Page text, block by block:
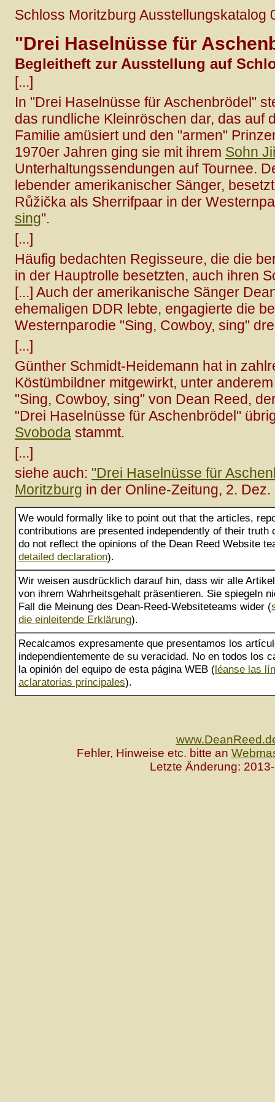
Schloss Moritzburg Ausstellungskatalog
"Drei Haselnüsse für
Begleitheft zur Ausstellung auf
[...]
In "Drei Haselnüsse für Aschenbrödel"
das rundliche Kleinröschen dar, das auf
Familie amüsiert und den "armen"
1970er Jahren ging sie mit ihrem Sohn
Unterhaltungssendungen auf Tournee.
lebender amerikanischer Sänger,
Růžička als Sherrifpaar in der
sing".
[...]
Häufig bedachten Regisseure, die die
in der Hauptrolle besetzten, auch ihren
[...] Auch der amerikanische Sänger
ehemaligen DDR lebte, engagierte die
Westernparodie "Sing, Cowboy, sing"
[...]
Günther Schmidt-Heidemann hat in
Köstümbildner mitgewirkt, unter
"Sing, Cowboy, sing" von Dean Reed,
"Drei Haselnüsse für Aschenbrödel"
Svoboda stammt.
[...]
siehe auch: "Drei Haselnüsse für
Moritzburg in der Online-Zeitung, 2.
We would formally like to point out that the articles,
contributions are presented independently of their truth
do not reflect the opinions of the Dean Reed Website
detailed declaration).
Wir weisen ausdrücklich darauf hin, dass wir alle
von ihrem Wahrheitsgehalt präsentieren. Sie spiegeln
Fall die Meinung des Dean-Reed-Websiteteams wider (
die einleitende Erklärung).
Recalcamos expresamente que presentamos los
independientemente de su veracidad. No en todos los
la opinión del equipo de esta página WEB (léanse las
aclaratorias principales).
Fehler, Hinweise etc. bitte an
Letzte Änderung: